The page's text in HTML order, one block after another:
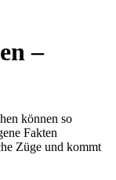
–
können so
Fakten
Züge und kommt